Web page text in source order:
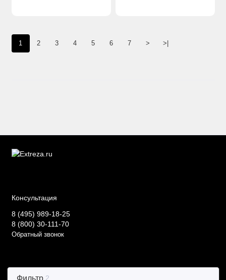
Фильтр 2
1 2 3 4 5 6 7 > >|
Консультация
8 (495) 989-18-25
8 (800) 30-111-70
Обратный звонок